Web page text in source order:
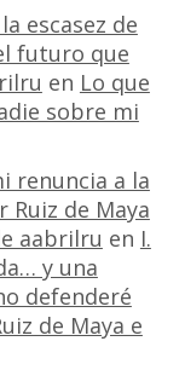
escasez de
futuro que
en Lo que
sobre mi
renuncia a la
Ruiz de Maya
aabrilru en I.
y una
defenderé
de Maya e